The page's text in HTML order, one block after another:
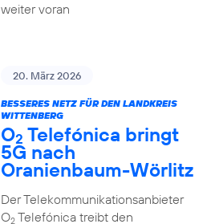
weiter voran
20. März 2026
BESSERES NETZ FÜR DEN LANDKREIS
WITTENBERG
O2 Telefónica bringt
5G nach
Oranienbaum-Wörlitz
Der Telekommunikationsanbieter
O2Telefónica treibt den